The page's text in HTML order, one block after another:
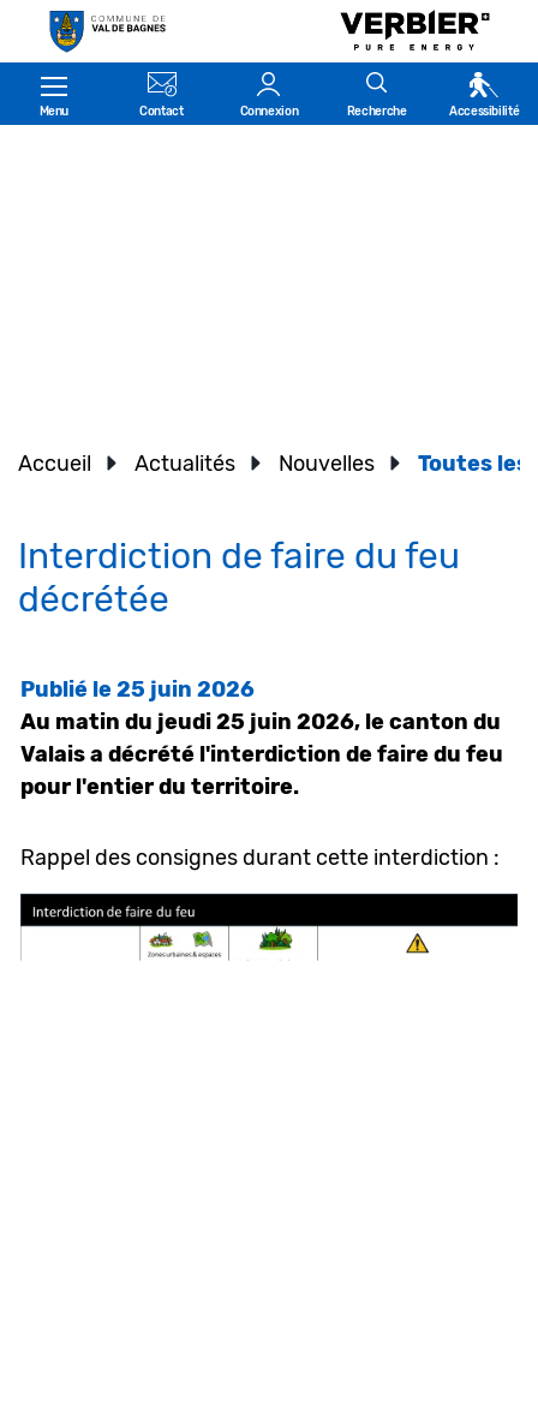
Kopfzeile
Menu Contact Connexion Recherche Accessibilité
Accueil Actualités Nouvelles Toutes
Interdiction de faire du feu
décrétée
Publié le 25 juin 2026
Au matin du jeudi 25 juin 2026, le canton du
Valais a décrété l'interdiction de faire du feu
pour l'entier du territoire.
Rappel des consignes durant cette interdiction :